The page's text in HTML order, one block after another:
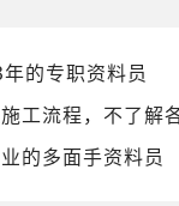
的专职资料员
工流程，不了
的多面手资料员